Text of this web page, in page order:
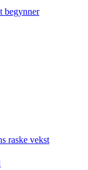
begynner
raske vekst